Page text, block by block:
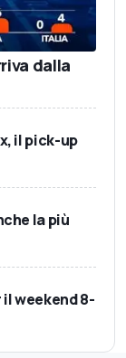
dalla
il pick-up
la più
weekend 8-